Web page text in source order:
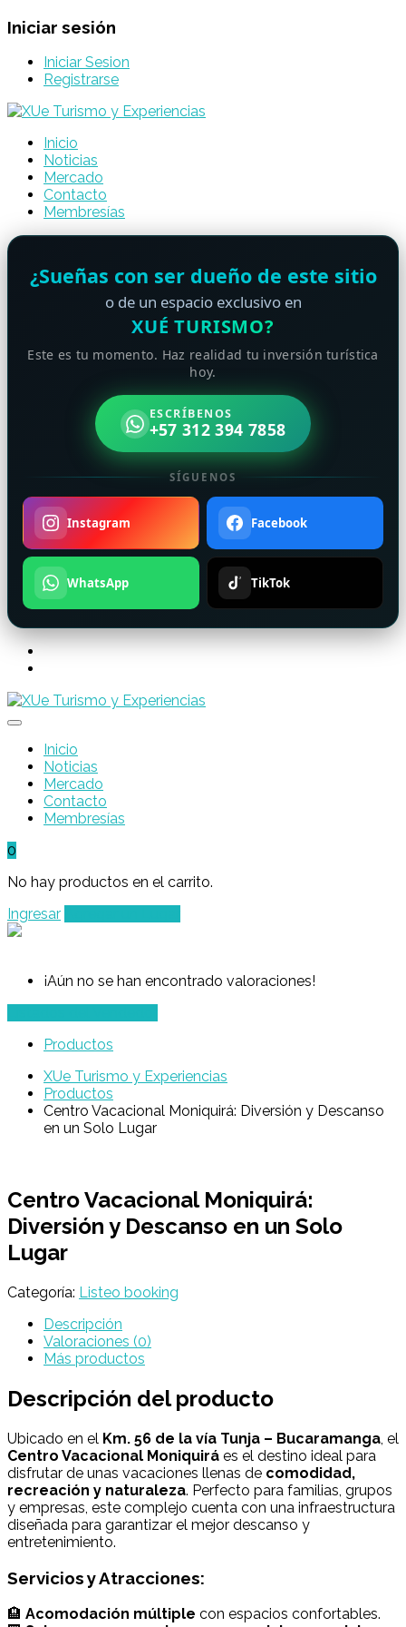
Iniciar sesión
Iniciar Sesion
Registrarse
Inicio
Noticias
Mercado
Contacto
Membresías
¿Sueñas con ser dueño de este sitio
o de un espacio exclusivo en
XUÉ TURISMO?
Este es tu momento. Haz realidad tu inversión turística
hoy.
ESCRÍBENOS
+57 312 394 7858
SÍGUENOS
Instagram Facebook
WhatsApp TikTok
Inicio
Noticias
Mercado
Contacto
Membresías
0
No hay productos en el carrito.
Ingresar
¡Aún no se han encontrado valoraciones!
Productos
XUe Turismo y Experiencias
Productos
Centro Vacacional Moniquirá: Diversión y Descanso
en un Solo Lugar
Centro Vacacional Moniquirá:
Diversión y Descanso en un Solo
Lugar
Categoría: Listeo booking
Descripción
Valoraciones (0)
Más productos
Descripción del producto
Ubicado en el Km. 56 de la vía Tunja – Bucaramanga, el
Centro Vacacional Moniquirá es el destino ideal para
disfrutar de unas vacaciones llenas de comodidad,
recreación y naturaleza. Perfecto para familias, grupos
y empresas, este complejo cuenta con una infraestructura
diseñada para garantizar el mejor descanso y
entretenimiento.
Servicios y Atracciones:
🏨 Acomodación múltiple con espacios confortables.